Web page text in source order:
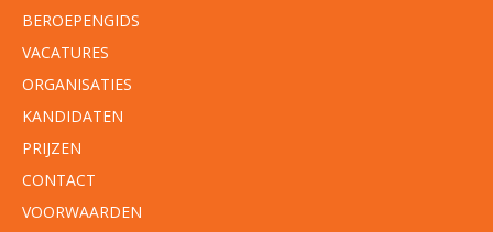
BEROEPENGIDS
VACATURES
ORGANISATIES
KANDIDATEN
PRIJZEN
CONTACT
VOORWAARDEN